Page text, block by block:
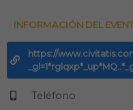
INFORMACIÓN DEL
https://
Teléfono